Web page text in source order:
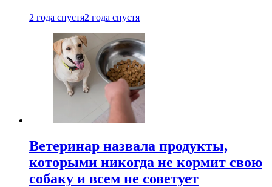
2 года спустя2 года спустя
Ветеринар назвала продукты,
которыми никогда не кормит свою
собаку и всем не советует